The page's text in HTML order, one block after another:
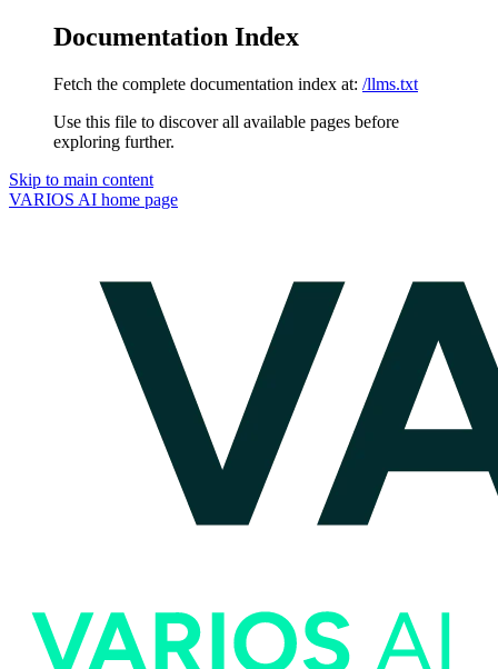
Documentation Index
Fetch the complete documentation index at: /llms.txt
Use this file to discover all available pages before
exploring further.
Skip to main content
VARIOS AI home page